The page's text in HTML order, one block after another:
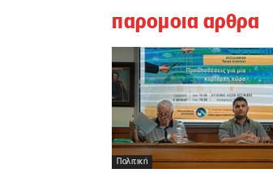
παρομοια αρθρα
Πολιτική